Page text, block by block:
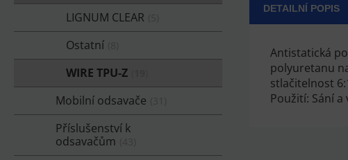
LIGNUM CLEAR
Ostatní
WIRE TPU-Z
Mobilní odsavače
Příslušenství k
odsavačům
DETAILNÍ POPIS
Antistatická
polyuretanu
stlačitelnost
Použití: Sání